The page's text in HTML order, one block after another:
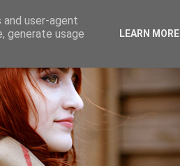
user-agent
generate usage
LEARN MORE